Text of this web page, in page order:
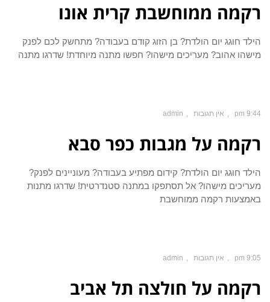
רקמה ממוחשבת קרית אונו
הילד חוגג יום הולדת? בן הזוג קודם בעבודה? מתחשק לכם לפנק
מישהו אהוב? מעריכים מישהו? חפשו מתנה מיוחדת! שדרגו מתנה
9:44 pm אין תגובות admin
רקמה על מגבות כפר סבא
הילד חוגג יום הולדת? קידום מפתיע בעבודה? מעוניינים לפנק?
מעריכים מישהו? אל תסתפקו במתנה סטנדרטית! שדרגו מתנות
באמצעות רקמה ממוחשבת
9:05 pm אין תגובות admin
רקמה על חולצה תל אביב